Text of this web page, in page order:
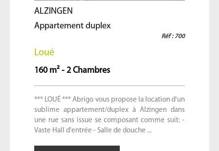
ALZINGEN
Appartement duplex
Réf : 700
Loué
160 m² - 2 Chambres
*** LOUÉ *** Abrigo vous propose la location d'un
sublime appartement/duplex à Alzingen dans
une rue sans issue se composant comme suit: -
Vaste Hall d'entrée - Salle de douche ...